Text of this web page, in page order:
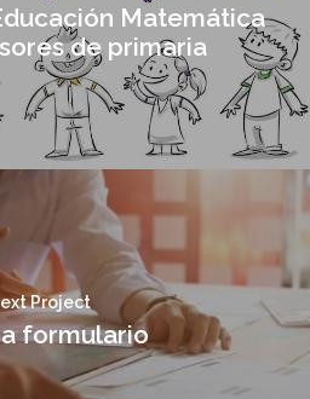
Matemática
de primaria
Project
formulario